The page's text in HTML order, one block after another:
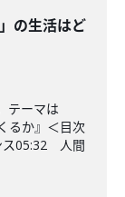
の生活はど
テーマは
るか』＜目次
ス05:32 人間